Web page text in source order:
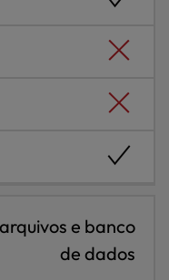
e banco
de dados